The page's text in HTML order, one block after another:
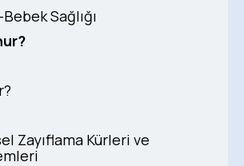
Sağlığı
Zayıflama Kürleri ve